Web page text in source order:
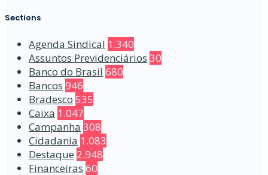
Sections
Agenda Sindical 1.340
Assuntos Previdenciários 30
Banco do Brasil 680
Bancos 946
Bradesco 535
Caixa 1.047
Campanha 308
Cidadania 1.083
Destaque 2.948
Financeiras 60